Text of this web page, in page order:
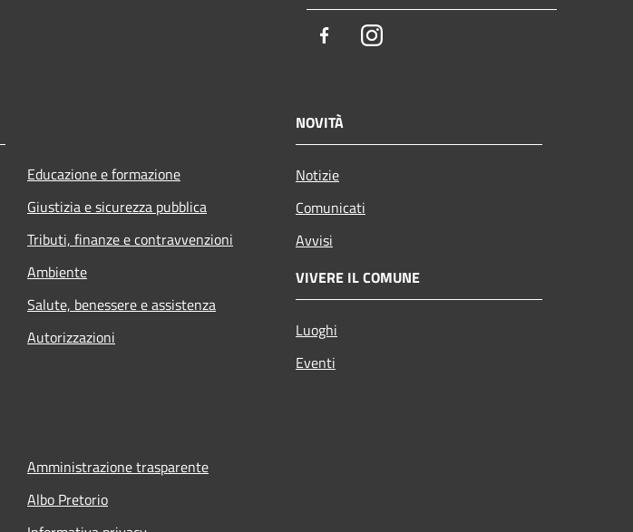
FacebookInstagram
Educazione e formazione
Giustizia e sicurezza pubblica
Tributi, finanze e contravvenzioni
Ambiente
Salute, benessere e assistenza
Autorizzazioni
NOVITÀ
Notizie
Comunicati
Avvisi
VIVERE IL COMUNE
Luoghi
Eventi
Amministrazione trasparente
Albo Pretorio